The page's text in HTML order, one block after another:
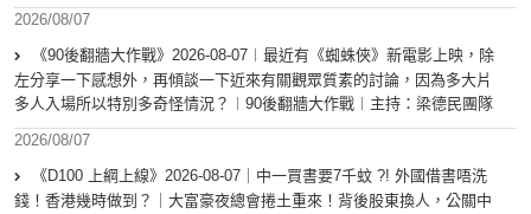
2026/08/07
《90後翻牆大作戰》2026-08-07︱最近有《蜘蛛俠》新電影上映，除
左分享一下感想外，再傾談一下近來有關觀眾質素的討論，因為多大片
多人入場所以特別多奇怪情況？︱90後翻牆大作戰︱主持：梁德民團隊
2026/08/07
《D100 上綱上線》2026-08-07｜中一買書要7千蚊 ?! 外國借書唔洗
錢！香港幾時做到？｜大富豪夜總會捲土重來！背後股東換人，公關中